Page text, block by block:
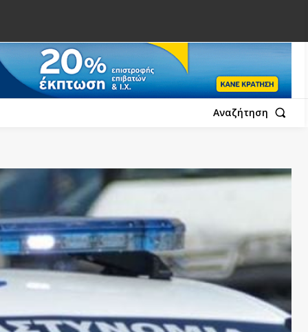
Αναζήτηση